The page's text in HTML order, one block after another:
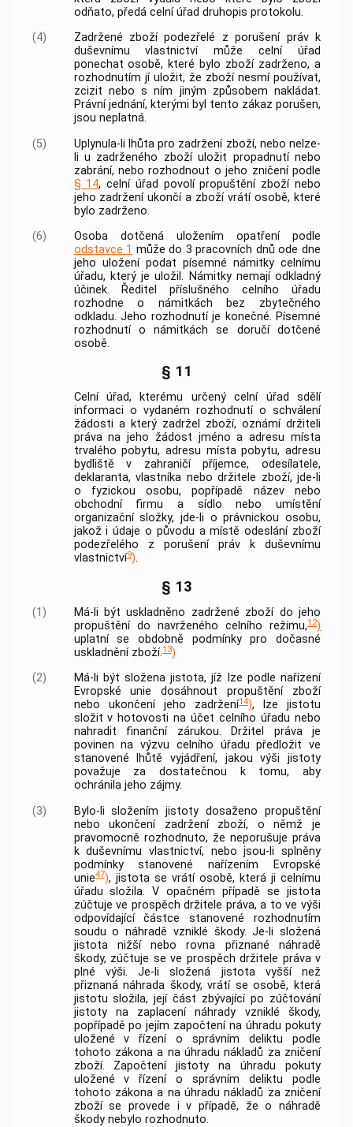
odňato, předá celní úřad druhopis protokolu.
(4)
Zadržené zboží podezřelé z porušení práv k
duševnímu vlastnictví může celní úřad
ponechat osobě, které bylo zboží zadrženo, a
rozhodnutím jí uložit, že zboží nesmí používat,
zcizit nebo s ním jiným způsobem nakládat.
Právní jednání, kterými byl tento zákaz porušen,
jsou neplatná.
(5)
Uplynula-li lhůta pro zadržení zboží, nebo nelze-
li u zadrženého zboží uložit propadnutí nebo
zabrání, nebo rozhodnout o jeho zničení podle
§ 14, celní úřad povolí propuštění zboží nebo
jeho zadržení ukončí a zboží vrátí osobě, které
bylo zadrženo.
(6)
Osoba dotčená uložením opatření podle
odstavce 1 může do 3 pracovních dnů ode dne
jeho uložení podat písemné námitky celnímu
úřadu, který je uložil. Námitky nemají odkladný
účinek. Ředitel příslušného celního úřadu
rozhodne o námitkách bez zbytečného
odkladu. Jeho rozhodnutí je konečné. Písemné
rozhodnutí o námitkách se doručí dotčené
osobě.
§ 11
Celní úřad, kterému určený celní úřad sdělí
informaci o vydaném rozhodnutí o schválení
žádosti a který zadržel zboží, oznámí držiteli
práva na jeho žádost jméno a adresu místa
trvalého pobytu, adresu místa pobytu, adresu
bydliště v zahraničí příjemce, odesílatele,
deklaranta, vlastníka nebo držitele zboží, jde-li
o fyzickou osobu, popřípadě název nebo
obchodní firmu a sídlo nebo umístění
organizační složky, jde-li o právnickou osobu,
jakož i údaje o původu a místě odeslání zboží
podezřelého z porušení práv k duševnímu
vlastnictví9).
§ 13
(1)
Má-li být uskladněno zadržené zboží do jeho
propuštění do navrženého celního režimu,12)
uplatní se obdobně podmínky pro dočasné
uskladnění zboží.13)
(2)
Má-li být složena jistota, jíž lze podle nařízení
Evropské unie dosáhnout propuštění zboží
nebo ukončení jeho zadržení14), lze jistotu
složit v hotovosti na účet celního úřadu nebo
nahradit finanční zárukou. Držitel práva je
povinen na výzvu celního úřadu předložit ve
stanovené lhůtě vyjádření, jakou výši jistoty
považuje za dostatečnou k tomu, aby
ochránila jeho zájmy.
(3)
Bylo-li složením jistoty dosaženo propuštění
nebo ukončení zadržení zboží, o němž je
pravomocně rozhodnuto, že neporušuje práva
k duševnímu vlastnictví, nebo jsou-li splněny
podmínky stanovené nařízením Evropské
unie47), jistota se vrátí osobě, která ji celnímu
úřadu složila. V opačném případě se jistota
zúčtuje ve prospěch držitele práva, a to ve výši
odpovídající částce stanovené rozhodnutím
soudu o náhradě vzniklé škody. Je-li složená
jistota nižší nebo rovna přiznané náhradě
škody, zúčtuje se ve prospěch držitele práva v
plné výši. Je-li složená jistota vyšší než
přiznaná náhrada škody, vrátí se osobě, která
jistotu složila, její část zbývající po zúčtování
jistoty na zaplacení náhrady vzniklé škody,
popřípadě po jejím započtení na úhradu pokuty
uložené v řízení o správním deliktu podle
tohoto zákona a na úhradu nákladů za zničení
zboží. Započtení jistoty na úhradu pokuty
uložené v řízení o správním deliktu podle
tohoto zákona a na úhradu nákladů za zničení
zboží se provede i v případě, že o náhradě
škody nebylo rozhodnuto.